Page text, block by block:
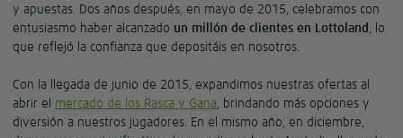
y apuestas. Dos años después, en mayo de 2015, celebramos con
entusiasmo haber alcanzado un millón de clientes en Lottoland, lo
que reflejó la confianza que depositáis en nosotros.
Con la llegada de junio de 2015, expandimos nuestras ofertas al
abrir el mercado de los Rasca y Gana, brindando más opciones y
diversión a nuestros jugadores. En el mismo año, en diciembre,